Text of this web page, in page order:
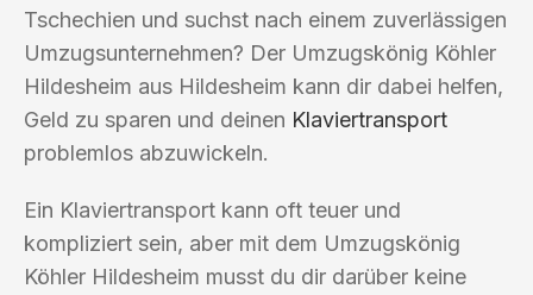
Tschechien und suchst nach einem zuverlässigen
Umzugsunternehmen? Der Umzugskönig Köhler
Hildesheim aus Hildesheim kann dir dabei helfen,
Geld zu sparen und deinen Klaviertransport
problemlos abzuwickeln.
Ein Klaviertransport kann oft teuer und
kompliziert sein, aber mit dem Umzugskönig
Köhler Hildesheim musst du dir darüber keine